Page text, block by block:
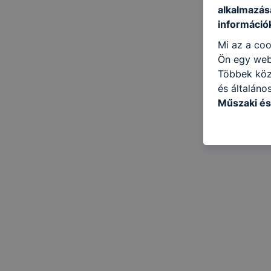
Mi az a
Ön egy
Többek
és
Műszaki
használja
látogatja,
még jobb
Minden
legtöbb
ezek
lehetővé